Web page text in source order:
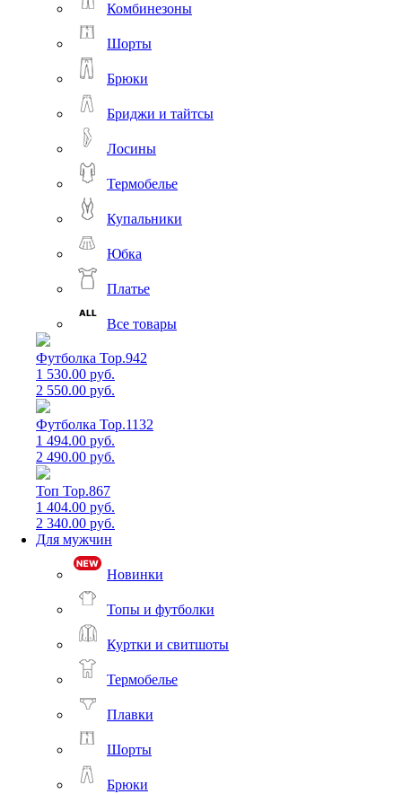
Комбинезоны
Шорты
Брюки
Бриджи и тайтсы
Лосины
Термобелье
Купальники
Юбка
Платье
Все товары
Футболка Top.942
1 530.00 руб.
2 550.00 руб.
Футболка Top.1132
1 494.00 руб.
2 490.00 руб.
Топ Top.867
1 404.00 руб.
2 340.00 руб.
Для мужчин
Новинки
Топы и футболки
Куртки и свитшоты
Термобелье
Плавки
Шорты
Брюки